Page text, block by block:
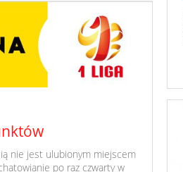
nie jest ulubionym miejscem
po raz czwarty w